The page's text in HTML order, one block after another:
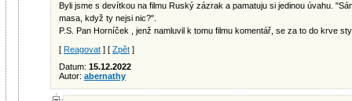
Byli jsme s devítkou na filmu Ruský zázrak a pamatuju si jedinou úvahu.
masa, když ty nejsi nic?".
P.S. Pan Horníček , jenž namluvil k tomu filmu komentář, se za to do krve
[ Reagovat ] [ Zpět ]
Datum: 15.12.2022
Autor: abernathy